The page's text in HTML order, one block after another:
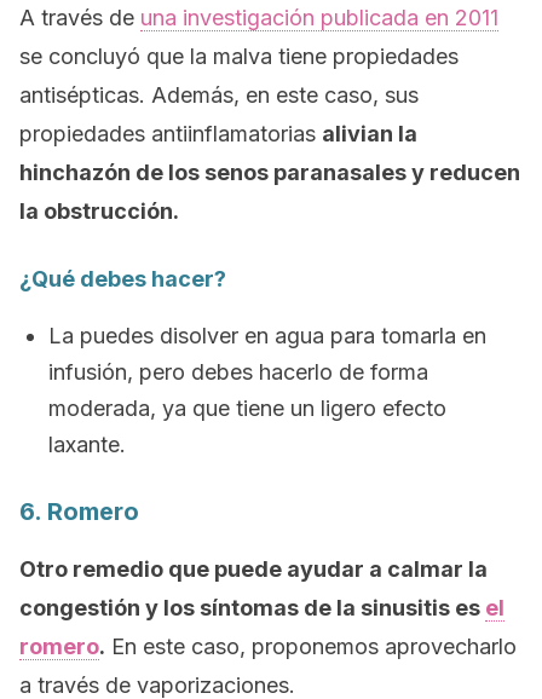
A través de una investigación publicada en 2011
se concluyó que la malva tiene propiedades
antisépticas. Además, en este caso, sus
propiedades antiinflamatorias alivian la
hinchazón de los senos paranasales y reducen
la obstrucción.
¿Qué debes hacer?
La puedes disolver en agua para tomarla en
infusión, pero debes hacerlo de forma
moderada, ya que tiene un ligero efecto
laxante.
6. Romero
Otro remedio que puede ayudar a calmar la
congestión y los síntomas de la sinusitis es el
romero. En este caso, proponemos aprovecharlo
a través de vaporizaciones.